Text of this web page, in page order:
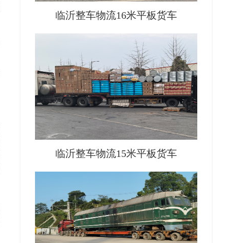
临沂整车物流16米平板货车
临沂整车物流15米平板货车